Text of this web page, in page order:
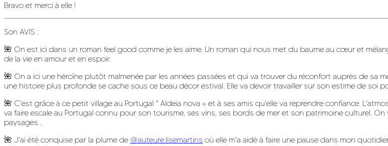
Bravo et merci à elle !
Son AVIS :
🌺 On est ici dans un roman feel good comme je les aime. Un roman qui nous met du baume au cœur et
de la vie en amour et en espoir.
🌺 On a ici une héroïne plutôt malmenée par les années passées et qui va trouver du réconfort auprès de sa
une histoire plus profonde se cache sous ce beau décor estival. Elle va devoir travailler sur son estime de soi
🌺 C'est grâce à ce petit village au Portugal " Aldeia nova » et à ses amis qu'elle va reprendre confiance.
va faire escale au Portugal connu pour son tourisme, ses vins, ses bords de mer et son patrimoine culturel.
paysages .
🌺 J'ai été conquise par la plume de @auteure.lisemartins où elle m'a aidé à faire une pause dans mon